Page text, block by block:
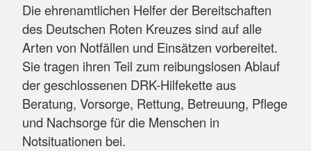
Die ehrenamtlichen Helfer der Bereitschaften
des Deutschen Roten Kreuzes sind auf alle
Arten von Notfällen und Einsätzen vorbereitet.
Sie tragen ihren Teil zum reibungslosen Ablauf
der geschlossenen DRK-Hilfekette aus
Beratung, Vorsorge, Rettung, Betreuung, Pflege
und Nachsorge für die Menschen in
Notsituationen bei.